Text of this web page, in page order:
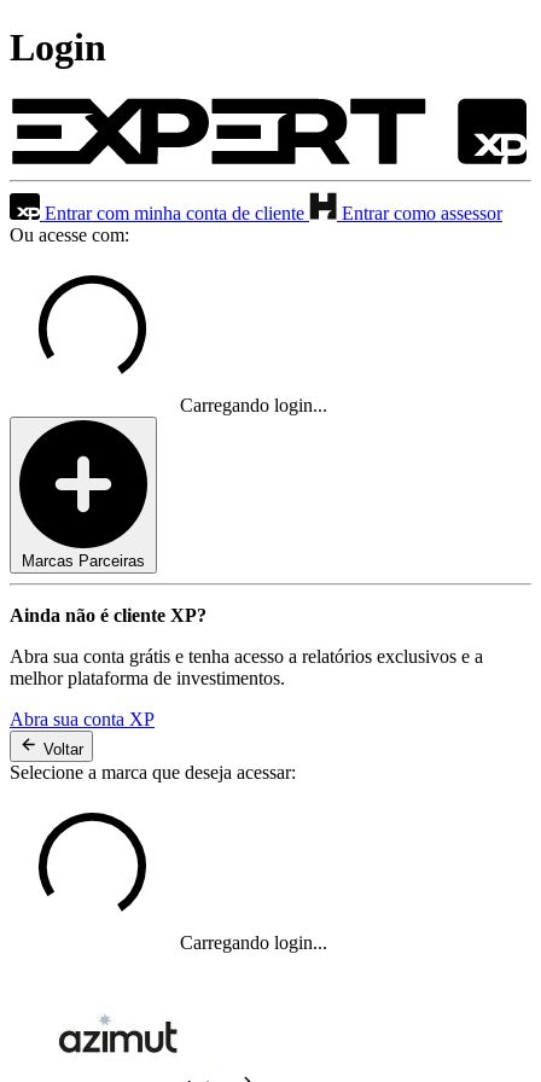
Login
Entrar com minha conta de cliente
Entrar como assessor
Ou acesse com:
Carregando login...
Marcas Parceiras
Ainda não é cliente XP?
Abra sua conta grátis e tenha acesso a relatórios exclusivos e a
melhor plataforma de investimentos.
Abra sua conta XP
Voltar
Selecione a marca que deseja acessar:
Carregando login...